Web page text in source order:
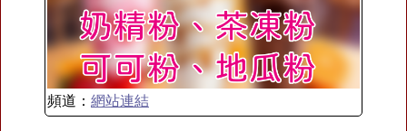
頻道： 網站連結